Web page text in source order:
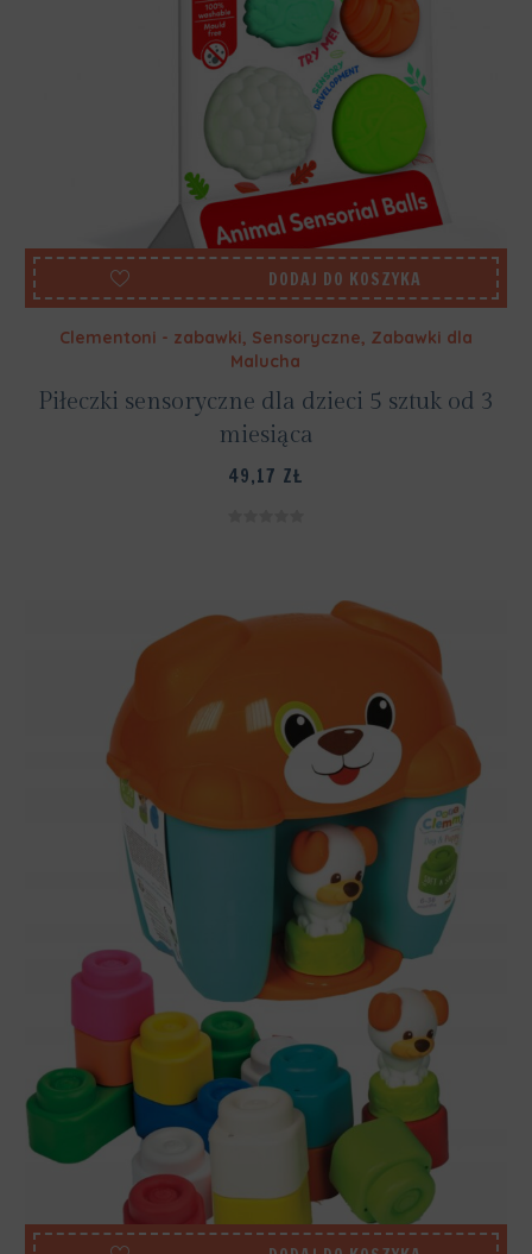
DODAJ DO KOSZYKA
Clementoni - zabawki, Sensoryczne, Zabawki dla
Malucha
Piłeczki sensoryczne dla dzieci 5 sztuk od 3
miesiąca
49,17 ZŁ